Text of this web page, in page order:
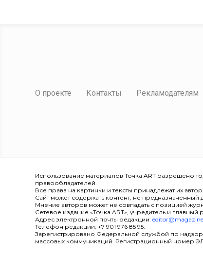
О проекте Контакты Рекламодателям
Использование материалов Точка ART разрешено
правообладателей.
Все права на картинки и тексты принадлежат их
Сайт может содержать контент, не предназначенный
Мнение авторов может не совпадать с позицией
Сетевое издание «Точка ART», учредитель и главный
Адрес электронной почты редакции:
Телефон редакции: +7 901 976 85 95.
Зарегистрировано Федеральной службой по
массовых коммуникаций. Регистрационный номер